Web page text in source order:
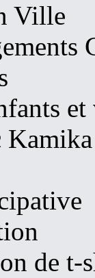
Ville
Kamika
de t-